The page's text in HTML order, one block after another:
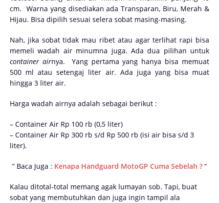
cm. Warna yang disediakan ada Transparan, Biru, Merah &
Hijau. Bisa dipilih sesuai selera sobat masing-masing.
Nah, jika sobat tidak mau ribet atau agar terlihat rapi bisa
memeli wadah air minumna juga. Ada dua pilihan untuk
container airnya. Yang pertama yang hanya bisa memuat
500 ml atau setengaj liter air. Ada juga yang bisa muat
hingga 3 liter air.
Harga wadah airnya adalah sebagai berikut :
– Container Air Rp 100 rb (0,5 liter)
– Container Air Rp 300 rb s/d Rp 500 rb (isi air bisa s/d 3
liter).
” Baca Juga : Kenapa Handguard MotoGP Cuma Sebelah ? “
Kalau ditotal-total memang agak lumayan sob. Tapi, buat
sobat yang membutuhkan dan juga ingin tampil ala